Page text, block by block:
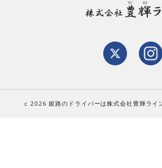
c 2026 姫路のドライバーは株式会社豊輝ライ